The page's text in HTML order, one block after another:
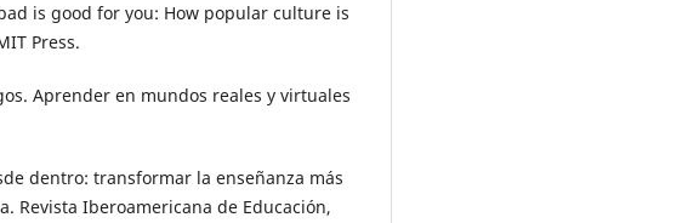
is good for you: How popular culture is
Press.
Aprender en mundos reales y virtuales
dentro: transformar la enseñanza más
Revista Iberoamericana de Educación,